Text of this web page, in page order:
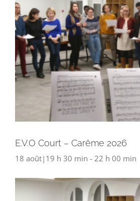
E.V.O Court – Carême 2026
18 août|19 h 30 min - 22 h 00 min